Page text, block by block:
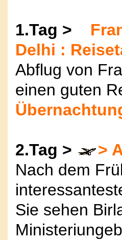
1.Tag >
Delhi :
Abflug von
einen guten
2.Tag >
>
Nach dem
Sie sehen